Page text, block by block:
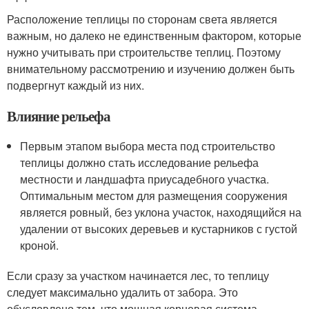
Расположение теплицы по сторонам света является
важным, но далеко не единственным фактором, которые
нужно учитывать при строительстве теплиц. Поэтому
внимательному рассмотрению и изучению должен быть
подвергнут каждый из них.
Влияние рельефа
Первым этапом выбора места под строительство
теплицы должно стать исследование рельефа
местности и ландшафта приусадебного участка.
Оптимальным местом для размещения сооружения
является ровный, без уклона участок, находящийся на
удалении от высоких деревьев и кустарников с густой
кроной.
Если сразу за участком начинается лес, то теплицу
следует максимально удалить от забора. Это